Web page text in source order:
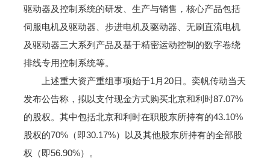
驱动器及控制系统的研发、生产与销售，核心产品包括
伺服电机及驱动器、步进电机及驱动器、无刷直流电机
及驱动器三大系列产品及基于精密运动控制的数字卷绕
排线专用控制系统等。
上述重大资产重组事项始于1月20日。奕帆传动当天
发布公告称，拟以支付现金方式购买北京和利时87.07%
的股权。其中包括北京和利时在职股东所持有的43.10%
股权的70%（即30.17%）以及其他股东所持有的全部股
权（即56.90%）。